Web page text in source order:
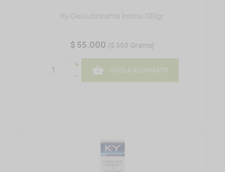
Ky Gel Lubricante Íntimo 100gr
$ 55.000 ($ 550 Gramo)
+
-
 ÚSTELE AL CANASTO